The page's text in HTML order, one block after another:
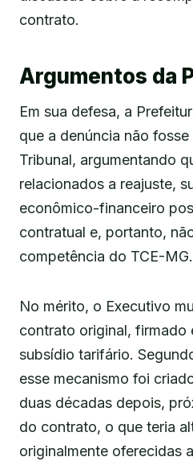
contrato.
Argumentos da
Em sua defesa, a
que a denúncia não
Tribunal, argumentando
relacionados a reajuste,
econômico-financeiro
contratual e, portanto,
competência do TCE-MG.
No mérito, o Executivo
contrato original, firmado
subsídio tarifário.
esse mecanismo foi
duas décadas depois,
do contrato, o que teria
originalmente oferecidas